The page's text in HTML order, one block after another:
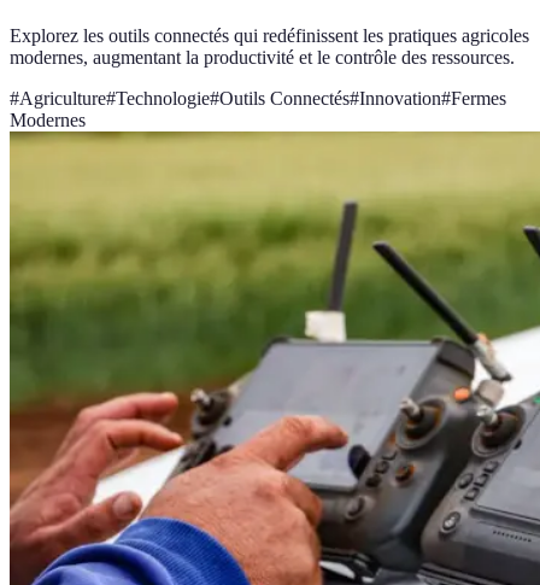
Explorez les outils connectés qui redéfinissent les pratiques agricoles
modernes, augmentant la productivité et le contrôle des ressources.
#Agriculture#Technologie#Outils Connectés#Innovation#Fermes
Modernes